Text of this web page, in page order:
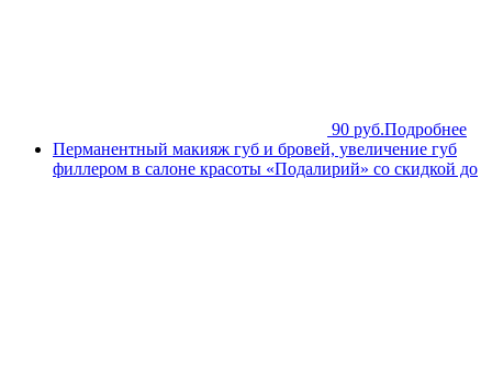
90 руб.Подробнее
Перманентный макияж губ и бровей, увеличение губ
филлером в салоне красоты «Подалирий» со скидкой до